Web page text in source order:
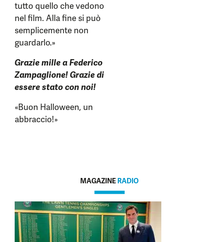
tutto quello che vedono
nel film. Alla fine si può
semplicemente non
guardarlo.»
Grazie mille a Federico
Zampaglione! Grazie di
essere stato con noi!
«Buon Halloween, un
abbraccio!»
MAGAZINE RADIO